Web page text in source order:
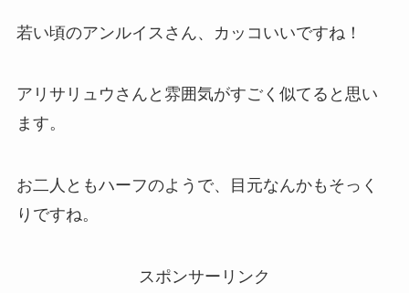
若い頃のアンルイスさん、カッコいいですね！
アリサリュウさんと雰囲気がすごく似てると思い
ます。
お二人ともハーフのようで、目元なんかもそっく
りですね。
スポンサーリンク